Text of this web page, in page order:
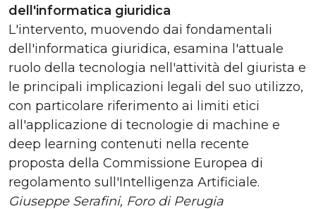
dell'informatica giuridica
L'intervento, muovendo dai fondamentali
dell'informatica giuridica, esamina l'attuale
ruolo della tecnologia nell'attività del giurista e
le principali implicazioni legali del suo utilizzo,
con particolare riferimento ai limiti etici
all'applicazione di tecnologie di machine e
deep learning contenuti nella recente
proposta della Commissione Europea di
regolamento sull'Intelligenza Artificiale.
Giuseppe Serafini, Foro di Perugia